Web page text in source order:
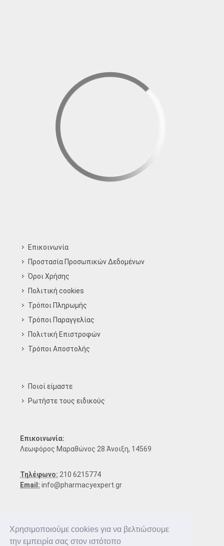
Χρησιμοποιούμε cookies για να βελτιώσουμε
την εμπειρία σας στον ιστότοπο
Επικοινωνία
Προστασία Προσωπικών Δεδομένων
Όροι Χρήσης
Πολιτική cookies
Τρόποι Πληρωμής
Τρόποι Παραγγελίας
Πολιτική Επιστροφών
Τρόποι Aποστολής
Ποιοί είμαστε
Ρωτήστε τους ειδικούς
Επικοινωνία:
Λεωφόρος Μαραθώνος 28 Άνοιξη, 14569
Τηλέφωνο: 210 6215774
Email: info@pharmacyexpert.gr